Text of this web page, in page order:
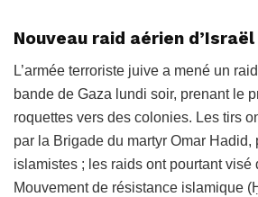
Nouveau raid aérien
L’armée terroriste juive a mené un
bande de Gaza lundi soir, prenant le
roquettes vers des colonies. Les tirs
par la Brigade du martyr Omar
islamistes ; les raids ont pourtant visé
Mouvement de résistance islamique